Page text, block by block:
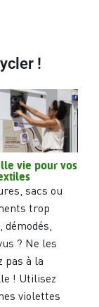
!
vie pour vos
sacs ou
trop
? Ne les
pas à la
! Utilisez
violettes